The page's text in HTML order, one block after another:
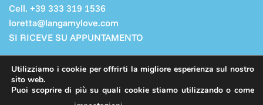
Cell. +39 333 319 1536
loretta@langamylove.com
SI RICEVE SU APPUNTAMENTO
Cookie Policy
Privacy Policy
Utilizziamo i cookie per offrirti la migliore esperienza sul nostro
sito web.
Puoi scoprire di più su quali cookie stiamo utilizzando o come